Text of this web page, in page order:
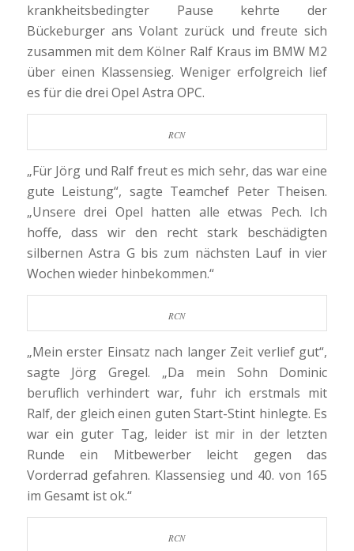
krankheitsbedingter Pause kehrte der
Bückeburger ans Volant zurück und freute sich
zusammen mit dem Kölner Ralf Kraus im BMW M2
über einen Klassensieg. Weniger erfolgreich lief
es für die drei Opel Astra OPC.
RCN
„Für Jörg und Ralf freut es mich sehr, das war eine
gute Leistung“, sagte Teamchef Peter Theisen.
„Unsere drei Opel hatten alle etwas Pech. Ich
hoffe, dass wir den recht stark beschädigten
silbernen Astra G bis zum nächsten Lauf in vier
Wochen wieder hinbekommen.“
RCN
„Mein erster Einsatz nach langer Zeit verlief gut“,
sagte Jörg Gregel. „Da mein Sohn Dominic
beruflich verhindert war, fuhr ich erstmals mit
Ralf, der gleich einen guten Start-Stint hinlegte. Es
war ein guter Tag, leider ist mir in der letzten
Runde ein Mitbewerber leicht gegen das
Vorderrad gefahren. Klassensieg und 40. von 165
im Gesamt ist ok.“
RCN